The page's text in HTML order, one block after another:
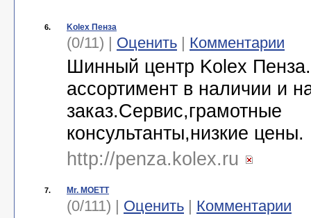
6. Kolex Пенза
(0/11) | Оценить | Комментарии
Шинный центр Kolex
ассортимент в наличии и
заказ.Сервис,грамотные
консультанты,низкие цены.
http://penza.kolex.ru
7. Mr. MOETT
(0/111) | Оценить | Комментарии